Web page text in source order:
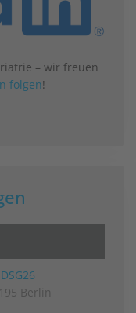
– wir freuen
folgen!
Berlin